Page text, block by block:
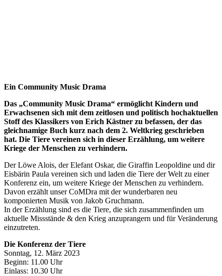
Ein Community Music Drama
Das „Community Music Drama“ ermöglicht Kindern und
Erwachsenen sich mit dem zeitlosen und politisch hochaktuellen
Stoff des Klassikers von Erich Kästner zu befassen, der das
gleichnamige Buch kurz nach dem 2. Weltkrieg geschrieben
hat. Die Tiere vereinen sich in dieser Erzählung, um weitere
Kriege der Menschen zu verhindern.
Der Löwe Alois, der Elefant Oskar, die Giraffin Leopoldine und dir
Eisbärin Paula vereinen sich und laden die Tiere der Welt zu einer
Konferenz ein, um weitere Kriege der Menschen zu verhindern.
Davon erzählt unser CoMDra mit der wunderbaren neu
komponierten Musik von Jakob Gruchmann.
In der Erzählung sind es die Tiere, die sich zusammenfinden um
aktuelle Missstände & den Krieg anzuprangern und für Veränderung
einzutreten.
Die Konferenz der Tiere
Sonntag, 12. März 2023
Beginn: 11.00 Uhr
Einlass: 10.30 Uhr